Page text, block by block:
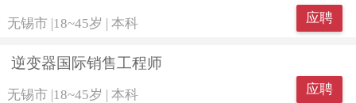
无锡市 |18~45岁 | 本科 应聘
逆变器国际销售工程师
无锡市 |18~45岁 | 本科 应聘